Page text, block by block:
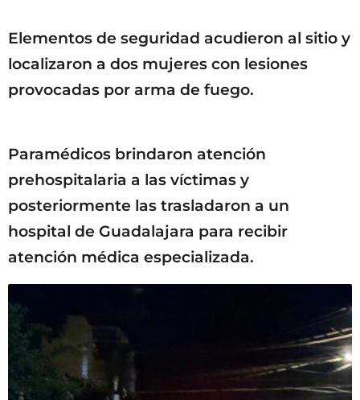
Elementos de seguridad acudieron al sitio y
localizaron a dos mujeres con lesiones
provocadas por arma de fuego.
Paramédicos brindaron atención
prehospitalaria a las víctimas y
posteriormente las trasladaron a un
hospital de Guadalajara para recibir
atención médica especializada.